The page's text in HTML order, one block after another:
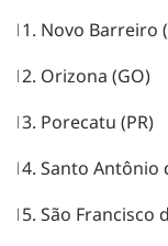
Novo Barreiro
Orizona (GO)
Porecatu (PR)
Santo Antônio
São Francisco